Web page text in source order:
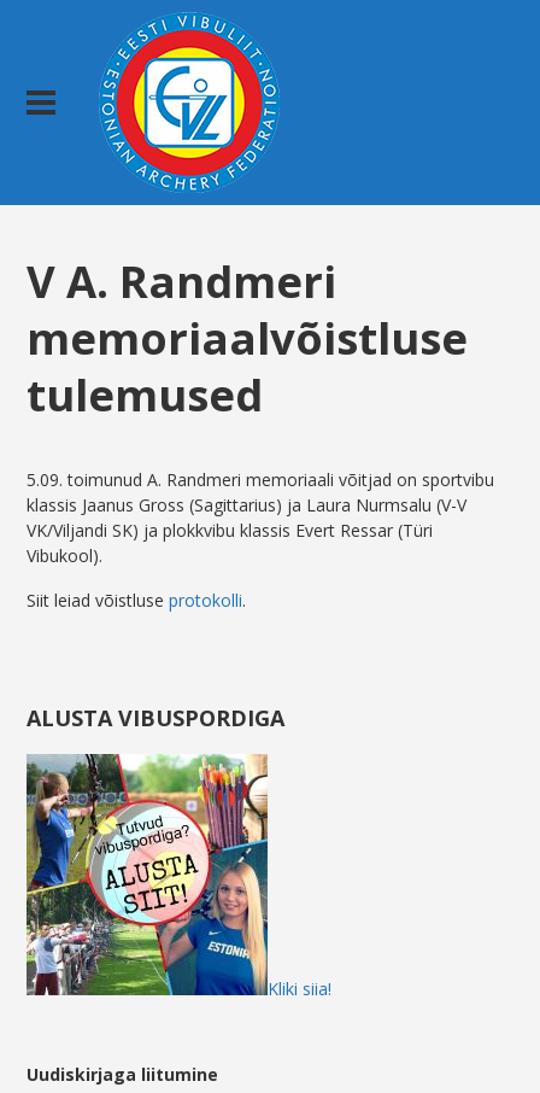
V A. Randmeri
memoriaalvõistluse
tulemused
5.09. toimunud A. Randmeri memoriaali võitjad on sportvibu
klassis Jaanus Gross (Sagittarius) ja Laura Nurmsalu (V-V
VK/Viljandi SK) ja plokkvibu klassis Evert Ressar (Türi
Vibukool).
Siit leiad võistluseprotokolli.
ALUSTA VIBUSPORDIGA
Kliki siia!
Uudiskirjaga liitumine